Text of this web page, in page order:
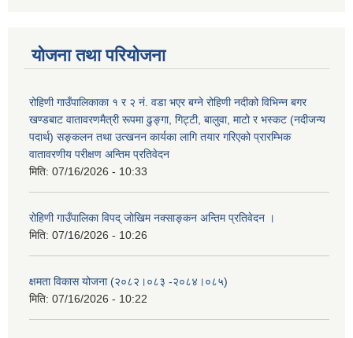
योजना तथा परियोजना
रोहिणी गाउँपालिकाका १ र २ नं. वडा भएर बग्ने रोहिणी नदीको विभिन्न बगर
खण्डबाट वातावरणमैत्री रूपमा ढुङ्गा, गिट्टी, बालुवा, माटो र भस्कट (नदीजन्य
पदार्थ) सङ्कलन तथा उत्खनन कार्यका लागि तयार गरिएको प्रारम्भिक
वातावरणीय परीक्षण अन्तिम प्रतिवेदन
मिति: 07/16/2026 - 10:33
रोहिणी गाउँपालिका विपद् जोखिम नक्साङ्कन अन्तिम प्रतिवेदन ।
मिति: 07/16/2026 - 10:26
क्षमता विकास योजना (२०८२।०८३‍ -२०८४।०८५)
मिति: 07/16/2026 - 10:22